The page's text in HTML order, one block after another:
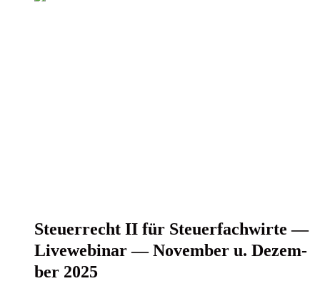
Steu­er­recht II für Steu­er­fach­wir­te —
Live­web­i­nar — Novem­ber u. Dezem­
ber 2025